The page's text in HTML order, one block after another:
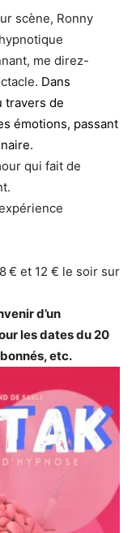
scène, Ronny
me direz-
Dans
travers de
émotions, passant
qui fait de
€ et 12 € le soir sur
d’un
les dates du 20
etc.